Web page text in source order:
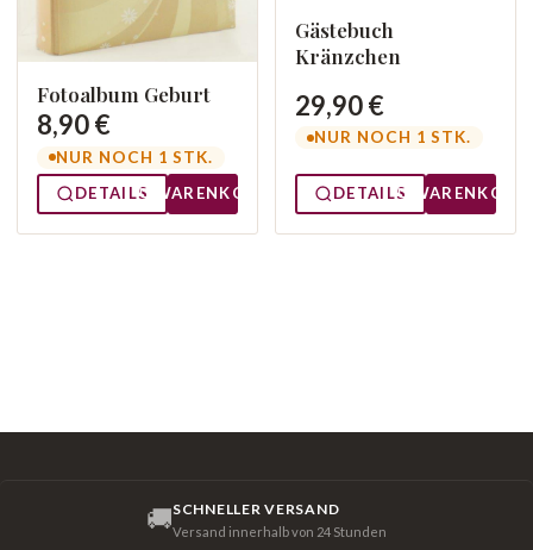
Fotoalbum Geburt
8,90 €
NUR NOCH 1 STK.
DETAILS
WARENKORB
Gästebuch
Kränzchen
29,90 €
NUR NOCH 1 STK.
DETAILS WARENKORB
🚚SCHNELLER VERSAND
Versand innerhalb von 24 Stunden